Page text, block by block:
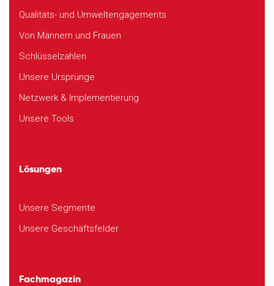
Qualitäts- und Umweltengagements
Von Männern und Frauen
Schlüsselzahlen
Unsere Ursprünge
Netzwerk & Implementierung
Unsere Tools
Lösungen
Unsere Segmente
Unsere Geschäftsfelder
Fachmagazin